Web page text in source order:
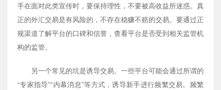
手在面对此类宣传时，要保持理性，不要被高收益所迷惑。真
正的外汇交易是有风险的，不存在稳赚不赔的交易。要通过正
规渠道了解平台的口碑和信誉，查看平台是否受到相关监管机
构的监管。
另一个常见的坑是诱导交易。一些平台可能会通过所谓的
“专家指导”“内幕消息”等方式，诱导新手进行频繁交易。频繁